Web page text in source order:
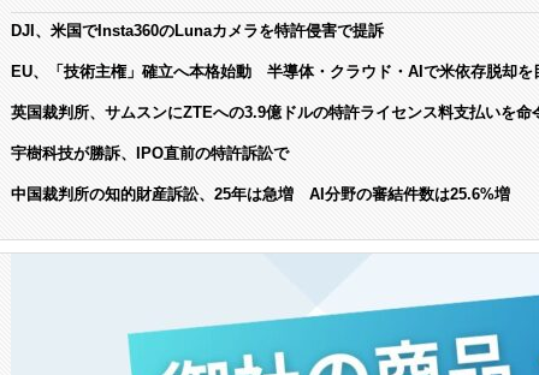
DJI、米国でInsta360のLunaカメラを特許侵害で提訴
EU、「技術主権」確立へ本格始動 半導体・クラウド・AIで米依存脱却を
英国裁判所、サムスンにZTEへの3.9億ドルの特許ライセンス料支払いを命
宇樹科技が勝訴、IPO直前の特許訴訟で
中国裁判所の知的財産訴訟、25年は急増 AI分野の審結件数は25.6%増